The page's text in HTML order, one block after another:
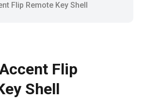
Flip Remote Key Shell
Flip
Shell